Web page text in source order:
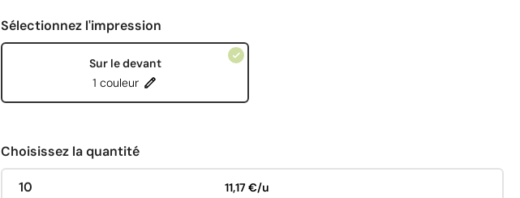
Sélectionnez l'impression
Sur le devant
1 couleur
Choisissez la quantité
10 11,17 €/u